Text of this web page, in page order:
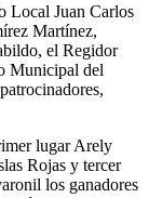
Local Juan Carlos
Martínez,
el Regidor
Municipal del
lugar Arely
Rojas y tercer
los ganadores